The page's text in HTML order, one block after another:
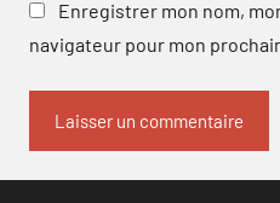
Enregistrer mon nom,
navigateur pour mon